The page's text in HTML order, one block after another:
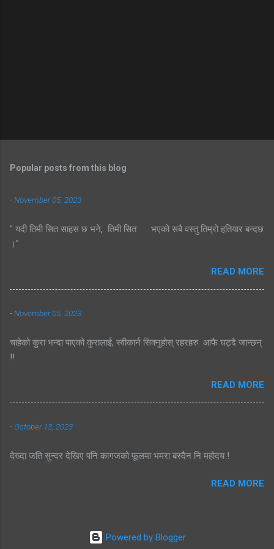
Popular posts from this blog
-November 05, 2023
" यदी तिमी सित साहस छ भने, तिमी सित भएको सबै वस्तु तिम्रो हतियार बन्दछ
।"
READ MORE
-November 05, 2023
चाहेको कुरा भन्दा पाएको कुरालाई, स्वीकार्न सिक्नुहोस् रहरहरु आफै घट्दै जान्छन्
!!
READ MORE
-October 13, 2023
देख्दा जति सुन्दर देखिए पनि कागजको फूलमा भमरा बस्दैन नि महोदय !
READ MORE
Powered by Blogger